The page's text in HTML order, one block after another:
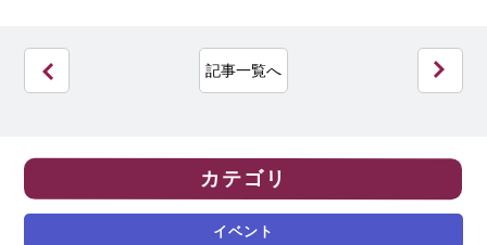
記事一覧へ
カテゴリ
イベント